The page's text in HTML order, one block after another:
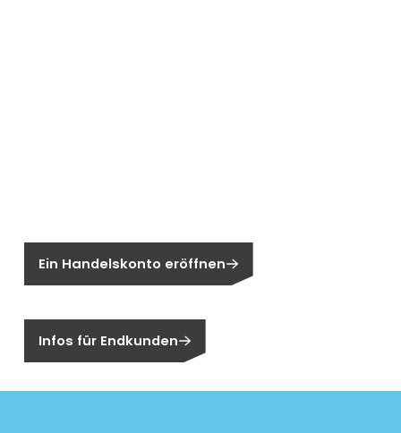
Ein Handelskonto eröffnen
Infos für Endkunden